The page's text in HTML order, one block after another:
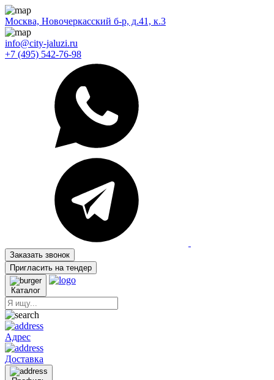
Москва, Новочеркасский б-р, д.41, к.3
info@city-jaluzi.ru
+7 (495) 542-76-98
Заказать звонок
Пригласить на тендер
Каталог
Адрес
Доставка